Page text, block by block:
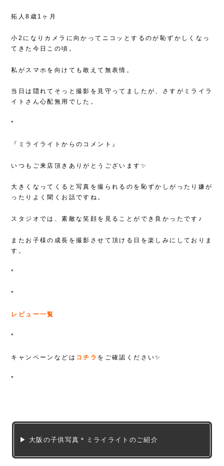
拓人8歳1ヶ月
小2になりカメラに向かってニコッとするのが恥ずかしくなっ
てきた今日この頃。
私がスマホを向けても敢えて無表情。
当日は隠れてそっと撮影を見守ってましたが、さすがミライラ
イトさん心配無用でした。
*
『ミライライトからのコメント』
いつもご来店頂きありがとうございます✨
大きくなってくると写真を撮られるのを恥ずかしがったり嫌が
ったりよく聞くお話ですね。
スタジオでは、素敵な笑顔を見ることができ良かったです♪
またお子様の成長を撮影させて頂ける日を楽しみにしておりま
す。
*
*
レビュー一覧
*
キャンペーンなどは コチラ をご確認ください✨
*
▶ 大阪の子供写真＊ミライライトのご紹介